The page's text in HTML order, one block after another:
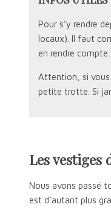
Pour s’y rendre
locaux). Il faut
en rendre compte.
Attention, si vous
petite trotte. Si
Les vestiges
Nous avons passé
est d’autant plus